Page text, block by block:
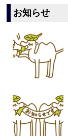
お知らせ